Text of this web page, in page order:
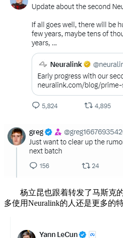
杨立昆也跟着转发了马斯克的
多使用Neuralink的人还是更多的